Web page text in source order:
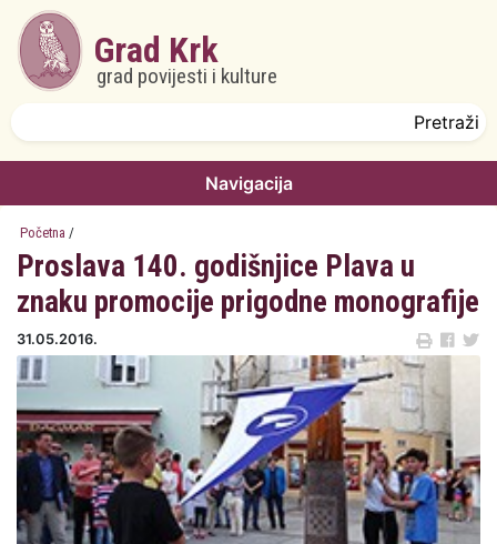
Skoči na glavni sadržaj
Grad Krk
grad povijesti i kulture
Navigacija
Početna /
Proslava 140. godišnjice Plava u
znaku promocije prigodne monografije
31.05.2016.